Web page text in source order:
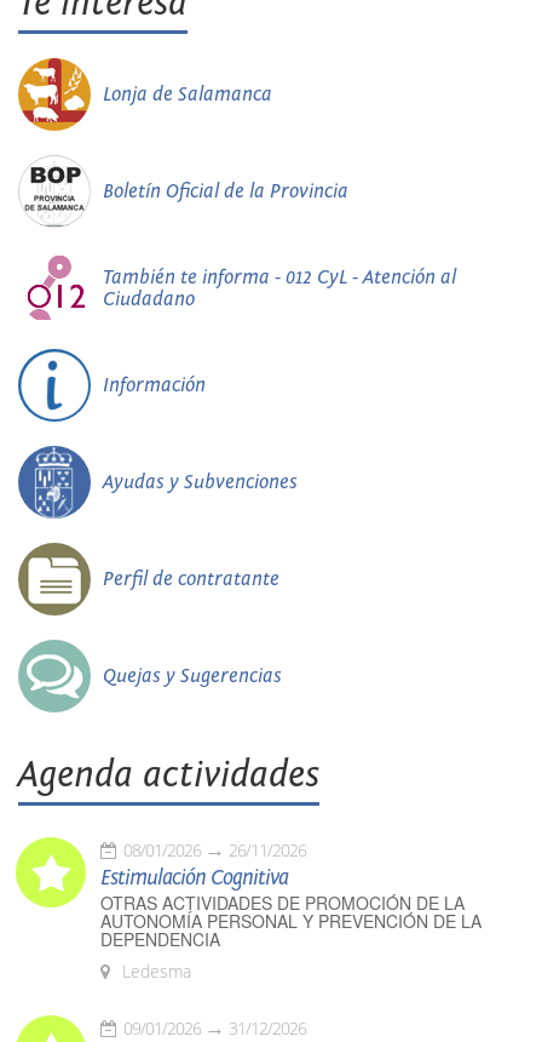
Lonja de Salamanca
Boletín Oficial de la Provincia
También te informa - 012 CyL - Atención al
Ciudadano
Información
Ayudas y Subvenciones
Perfil de contratante
Quejas y Sugerencias
Agenda actividades
08/01/2026 26/11/2026
Estimulación Cognitiva
OTRAS ACTIVIDADES DE PROMOCIÓN DE LA
AUTONOMÍA PERSONAL Y PREVENCIÓN DE LA
DEPENDENCIA
Ledesma
09/01/2026 31/12/2026